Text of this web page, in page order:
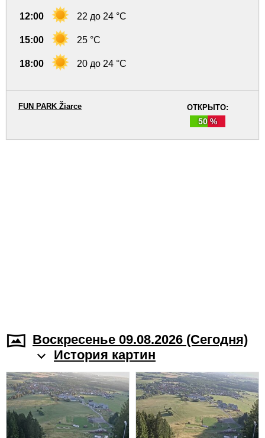
12:00 22 до 24 °C
15:00 25 °C
18:00 20 до 24 °C
ОТКРЫТО:
50 %
FUN PARK Žiarce
Воскресенье 09.08.2026 (Cегодня)
История картин